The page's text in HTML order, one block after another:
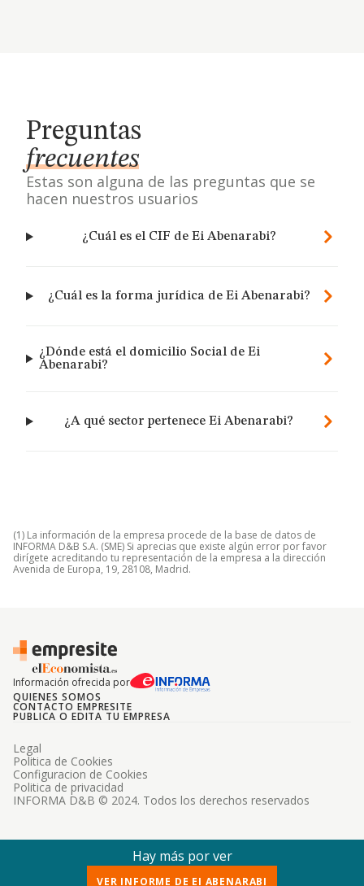
Preguntas
frecuentes
Estas son alguna de las preguntas que se
hacen nuestros usuarios
¿Cuál es el CIF de Ei Abenarabi?
¿Cuál es la forma jurídica de Ei Abenarabi?
¿Dónde está el domicilio Social de Ei
Abenarabi?
¿A qué sector pertenece Ei Abenarabi?
(1) La información de la empresa procede de la base de datos de
INFORMA D&B S.A. (SME) Si aprecias que existe algún error por favor
dirígete acreditando tu representación de la empresa a la dirección
Avenida de Europa, 19, 28108, Madrid.
Información ofrecida por
QUIENES SOMOS
CONTACTO EMPRESITE
PUBLICA O EDITA TU EMPRESA
INFORMA D&B © 2024. Todos los derechos reservados
Legal
Politica de Cookies
Configuracion de Cookies
Politica de privacidad
Hay más por ver
VER INFORME DE EI ABENARABI